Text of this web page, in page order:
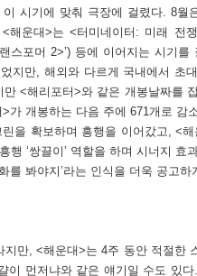
시기에 맞춰 극장에 걸렸다. 8월
운대>는 <터미네이터: 미래 전쟁
스포머 2>’) 등에 이어지는 시기
지만, 해외와 다르게 국내에서 초
<해리포터>와 같은 개봉날짜를
가 개봉하는 다음 주에 671개로 감
을 확보하며 흥행을 이어갔고, <
행 ‘쌍끌이’ 역할을 하며 시너지 효
를 봐야지’라는 인식을 더욱 공고하
만, <해운대>는 4주 동안 적절한
이 먼저냐와 같은 얘기일 수도 있